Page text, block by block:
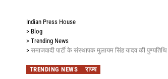
Indian Press House
> Blog
> Trending News
> समाजवादी पार्टी के संस्थापक मुलायम सिंह यादव की
TRENDING NEWS राज्य